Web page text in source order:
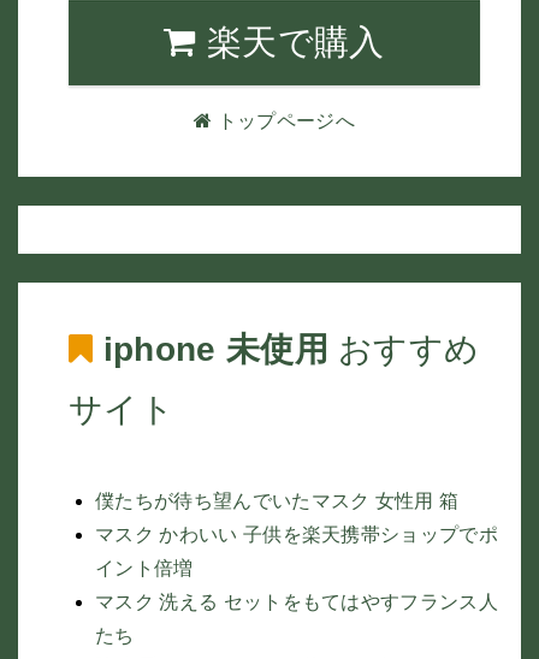
楽天で購入
トップページへ
iphone 未使用 おすすめ
サイト
僕たちが待ち望んでいたマスク 女性用 箱
マスク かわいい 子供を楽天携帯ショップでポ
イント倍増
マスク 洗える セットをもてはやすフランス人
たち